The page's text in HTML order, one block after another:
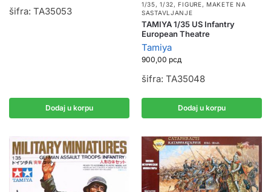
šifra: TA35053
Dodaj u korpu
1/35, 1/32, FIGURE, MAKETE NA
SASTAVLJANJE
TAMIYA 1/35 US Infantry
European Theatre
Tamiya
900,00 рсд
šifra: TA35048
Dodaj u korpu